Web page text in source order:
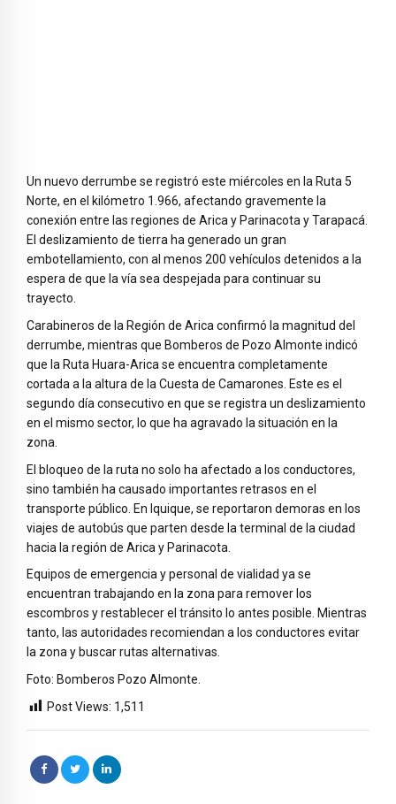
Un nuevo derrumbe se registró este miércoles en la Ruta 5
Norte, en el kilómetro 1.966, afectando gravemente la
conexión entre las regiones de Arica y Parinacota y Tarapacá.
El deslizamiento de tierra ha generado un gran
embotellamiento, con al menos 200 vehículos detenidos a la
espera de que la vía sea despejada para continuar su
trayecto.
Carabineros de la Región de Arica confirmó la magnitud del
derrumbe, mientras que Bomberos de Pozo Almonte indicó
que la Ruta Huara-Arica se encuentra completamente
cortada a la altura de la Cuesta de Camarones. Este es el
segundo día consecutivo en que se registra un deslizamiento
en el mismo sector, lo que ha agravado la situación en la
zona.
El bloqueo de la ruta no solo ha afectado a los conductores,
sino también ha causado importantes retrasos en el
transporte público. En Iquique, se reportaron demoras en los
viajes de autobús que parten desde la terminal de la ciudad
hacia la región de Arica y Parinacota.
Equipos de emergencia y personal de vialidad ya se
encuentran trabajando en la zona para remover los
escombros y restablecer el tránsito lo antes posible. Mientras
tanto, las autoridades recomiendan a los conductores evitar
la zona y buscar rutas alternativas.
Foto: Bomberos Pozo Almonte.
Post Views: 1,511